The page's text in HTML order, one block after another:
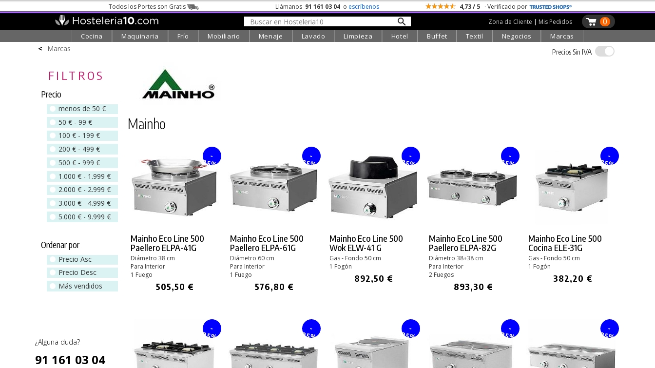
Todos los Portes son Gratis Llámanos 91 161 03 04 o escríbenos 4,73 / 5 · Verificado por
0
Zona de Cliente | Mis Pedidos
Cocina Maquinaria Frío Mobiliario Menaje Lavado Limpieza Hotel Buffet Textil Negocios Marcas
< Marcas Precios Sin IVA
FILTROS
Precio
menos de 50 €
50 € - 99 €
100 € - 199 €
200 € - 499 €
500 € - 999 €
1.000 € - 1.999 €
2.000 € - 2.999 €
3.000 € - 4.999 €
5.000 € - 9.999 €
Ordenar por
Precio Asc
Precio Desc
Más vendidos
¿Alguna duda?
91 161 03 04
Mainho
-
25%
Mainho Eco Line 500
Paellero ELPA-41G
Diámetro 38 cm
Para Interior
1 Fuego
505,50 €
-
25%
Mainho Eco Line 500
Paellero ELPA-61G
Diámetro 60 cm
Para Interior
1 Fuego
576,80 €
-
25%
Mainho Eco Line 500
Wok ELW-41 G
Gas - Fondo 50 cm
1 Fogón
892,50 €
-
25%
Mainho Eco Line 500
Paellero ELPA-82G
Diámetro 38+38 cm
Para Interior
2 Fuegos
893,30 €
-
25%
Mainho Eco Line 500
Cocina ELE-31G
Gas - Fondo 50 cm
1 Fogón
382,20 €
-
25%
-
25%
-
25%
-
25%
-
25%